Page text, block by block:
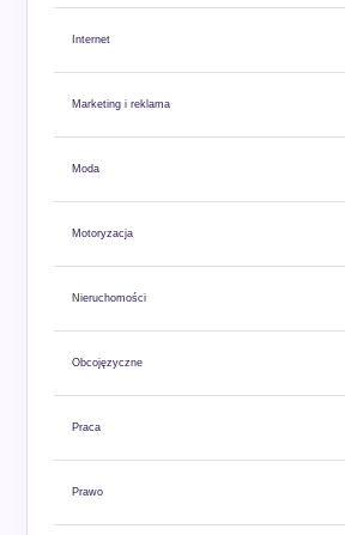
Internet
Marketing i reklama
Moda
Motoryzacja
Nieruchomości
Obcojęzyczne
Praca
Prawo